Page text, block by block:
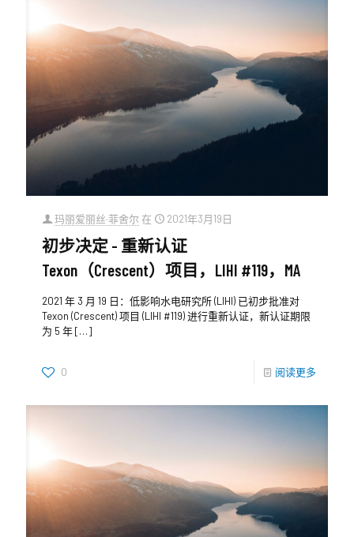
玛丽爱丽丝·菲舍尔 在 2021年3月19日
初步决定 - 重新认证
Texon（Crescent）项目，LIHI #119，MA
2021 年 3 月 19 日：低影响水电研究所 (LIHI) 已初步批准对
Texon (Crescent) 项目 (LIHI #119) 进行重新认证，新认证期限
为 5 年[…]
0 阅读更多